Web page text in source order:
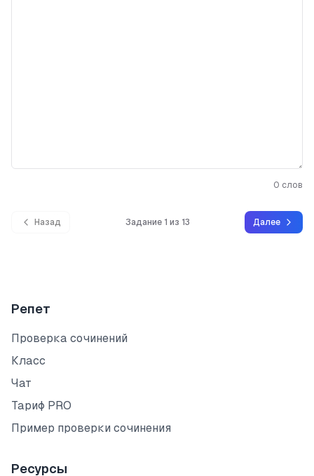
0 слов
Назад Задание 1 из 13 Далее
Репет
Проверка сочинений
Класс
Чат
Тариф PRO
Пример проверки сочинения
Ресурсы